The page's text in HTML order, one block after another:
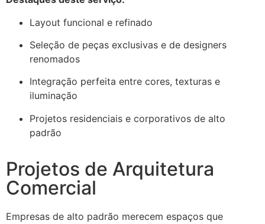
Layout funcional e refinado
Seleção de peças exclusivas e de designers
renomados
Integração perfeita entre cores, texturas e
iluminação
Projetos residenciais e corporativos de alto
padrão
Projetos de Arquitetura
Comercial
Empresas de alto padrão merecem espaços que